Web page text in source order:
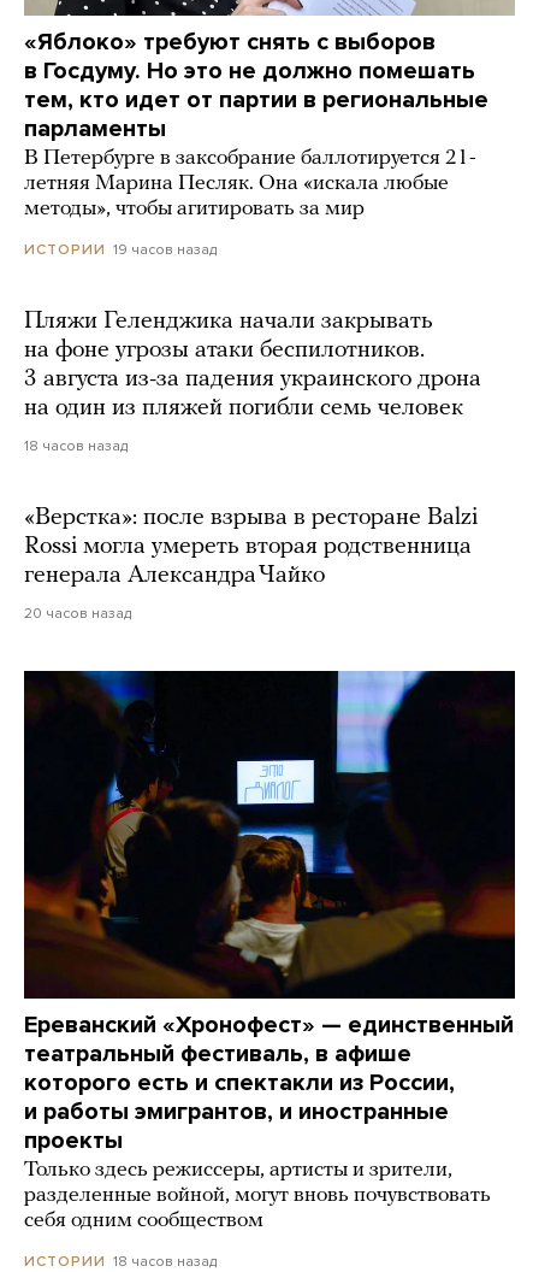
«Яблоко» требуют снять с выборов
в Госдуму. Но это не должно помешать
тем, кто идет от партии в региональные
парламенты
В Петербурге в заксобрание баллотируется 21-
летняя Марина Песляк. Она «искала любые
методы», чтобы агитировать за мир
ИСТОРИИ 19 часов назад
Пляжи Геленджика начали закрывать
на фоне угрозы атаки беспилотников.
3 августа из-за падения украинского дрона
на один из пляжей погибли семь человек
18 часов назад
«Верстка»: после взрыва в ресторане Balzi
Rossi могла умереть вторая родственница
генерала Александра Чайко
20 часов назад
Ереванский «Хронофест» — единственный
театральный фестиваль, в афише
которого есть и спектакли из России,
и работы эмигрантов, и иностранные
проекты
Только здесь режиссеры, артисты и зрители,
разделенные войной, могут вновь почувствовать
себя одним сообществом
ИСТОРИИ 18 часов назад